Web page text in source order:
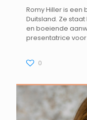
Romy Hiller is een
Duitsland. Ze
en boeiende
presentatrice voor
0